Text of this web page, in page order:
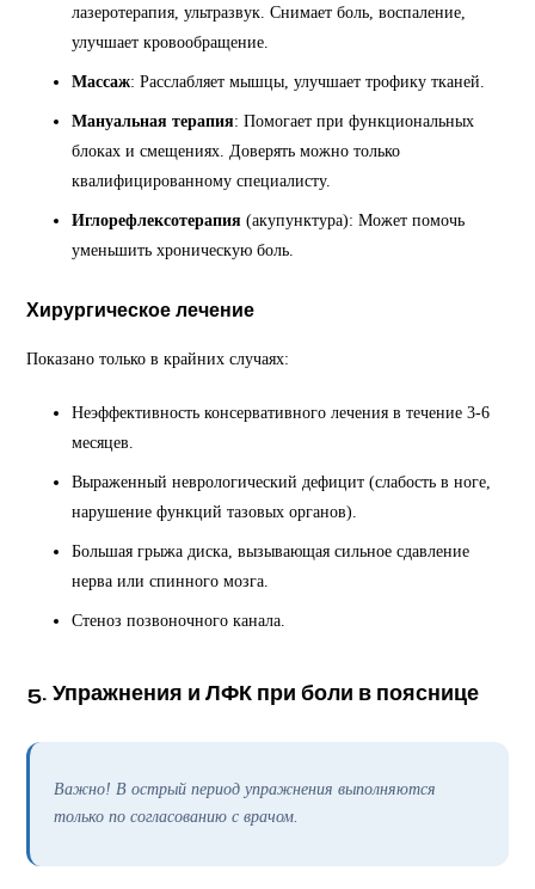
лазеротерапия, ультразвук. Снимает боль, воспаление,
улучшает кровообращение.
Массаж: Расслабляет мышцы, улучшает трофику тканей.
Мануальная терапия: Помогает при функциональных
блоках и смещениях. Доверять можно только
квалифицированному специалисту.
Иглорефлексотерапия (акупунктура): Может помочь
уменьшить хроническую боль.
Хирургическое лечение
Показано только в крайних случаях:
Неэффективность консервативного лечения в течение 3-6
месяцев.
Выраженный неврологический дефицит (слабость в ноге,
нарушение функций тазовых органов).
Большая грыжа диска, вызывающая сильное сдавление
нерва или спинного мозга.
Стеноз позвоночного канала.
5. Упражнения и ЛФК при боли в пояснице
Важно! В острый период упражнения выполняются
только по согласованию с врачом.